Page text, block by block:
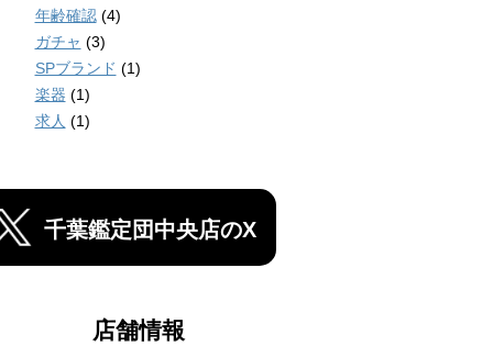
年齢確認(4)
ガチャ (3)
SPブランド (1)
楽器 (1)
求人 (1)
千葉鑑定団中央店のX
店舗情報